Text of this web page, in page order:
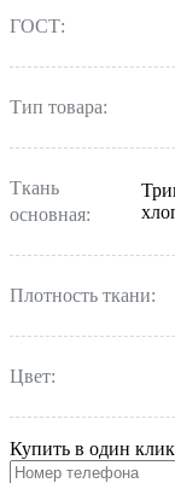
ГОСТ:
Тип товара:
Ткань
основная:
Плотность ткани:
Цвет:
Купить в один клик